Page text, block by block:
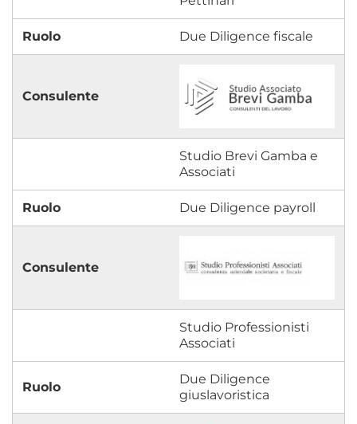
Due Diligence fiscale
Studio Brevi Gamba e
Associati
Due Diligence payroll
Studio Professionisti
Associati
Due Diligence
giuslavoristica